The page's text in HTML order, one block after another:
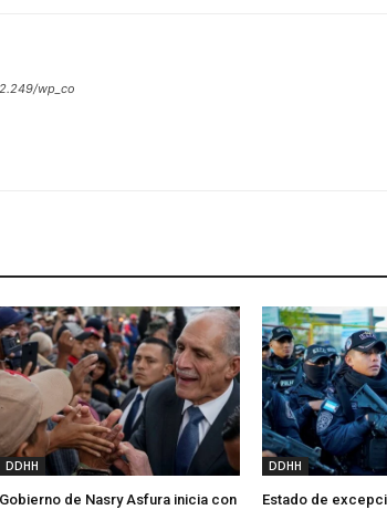
wp_co
DDHH
Gobierno de Nasry Asfura inicia con
DDHH
Estado de